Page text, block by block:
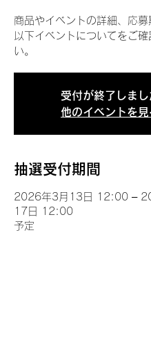
商品やイベントの詳細、応募
以下イベントについてをご確
い。
受付が終了しまし
他のイベントを見
抽選受付期間
2026年3月13日 12:00 –
17日 12:00
予定